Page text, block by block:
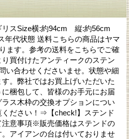
リスSize横:約94cm 縦:約56cm
年代状態 送料こちらの商品はヤマ
ます。参考の送料をこちらでご確
買付けたアンティークのステン
い合わせくださいませ。状態や細
。弊社ではお買上げいただいた
梱包して、皆様のお手元にお届
ス木枠の交換オプションについ
ださい！⇒【check!】ステンド
注意事項※販売価格はステンドの
アイアンの台は付いておりませ